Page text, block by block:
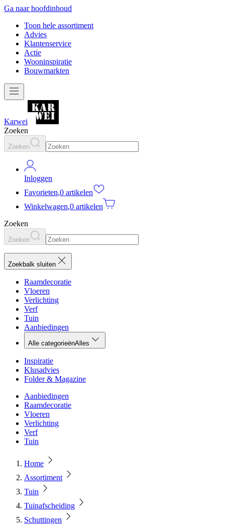
Ga naar hoofdinhoud
Toon hele assortiment
Advies
Klantenservice
Actie
Wooninspiratie
Bouwmarkten
Karwei
Zoeken
Zoeken
Inloggen
Favorieten,0 artikelen
Winkelwagen,0 artikelen
Zoeken
Zoeken
Zoekbalk sluiten
Raamdecoratie
Vloeren
Verlichting
Verf
Tuin
Aanbiedingen
Alle categorieënAlles
Inspiratie
Klusadvies
Folder & Magazine
Aanbiedingen
Raamdecoratie
Vloeren
Verlichting
Verf
Tuin
Home
Assortiment
Tuin
Tuinafscheiding
Schuttingen